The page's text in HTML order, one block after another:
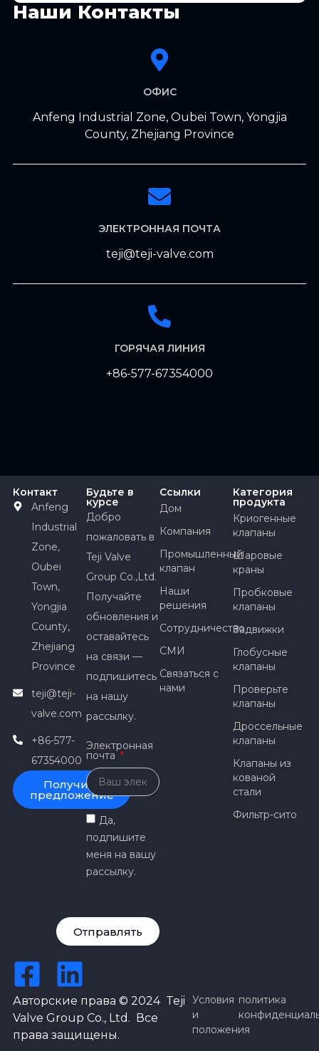
Наши Контакты
ОФИС
Anfeng Industrial Zone, Oubei Town, Yongjia
County, Zhejiang Province
ЭЛЕКТРОННАЯ ПОЧТА
teji@teji-valve.com
ГОРЯЧАЯ ЛИНИЯ
+86-577-67354000
Контакт
Anfeng
Industrial
Zone,
Oubei
Town,
Yongjia
County,
Zhejiang
Province
teji@teji-
valve.com
+86-577-
67354000
Получить
предложение
Будьте в
курсе
Добро
пожаловать в
Teji Valve
Group Co.,Ltd.
Получайте
обновления и
оставайтесь
на связи —
подпишитесь
на нашу
рассылку.
Электронная
почта
Да,
подпишите
меня на вашу
рассылку.
Отправлять
Ссылки
Дом
Компания
Промышленный
клапан
Наши
решения
Сотрудничество
СМИ
Связаться с
нами
Категория
продукта
Криогенные
клапаны
Шаровые
краны
Пробковые
клапаны
Задвижки
Глобусные
клапаны
Проверьте
клапаны
Дроссельные
клапаны
Клапаны из
кованой
стали
Фильтр-сито
Авторские права © 2024 Teji
Valve Group Co., Ltd. Все
права защищены.
Условия
и
положения
политика